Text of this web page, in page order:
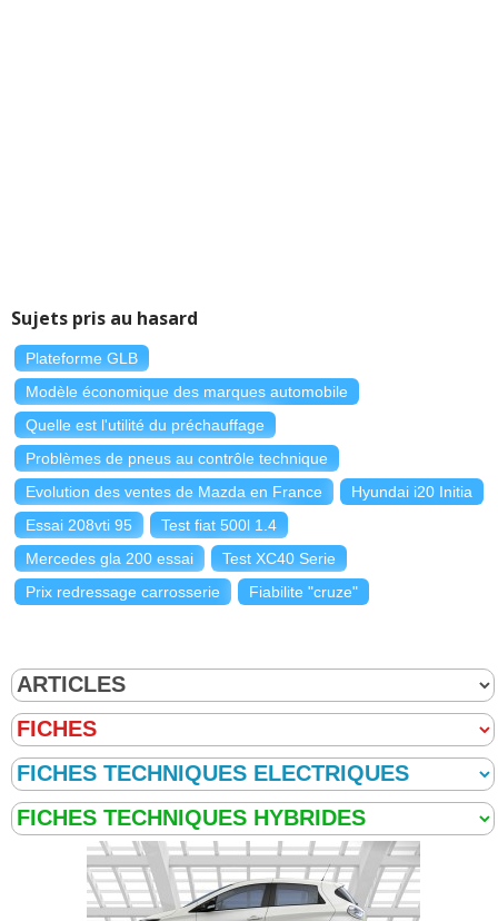
Sujets pris au hasard
Plateforme GLB
Modèle économique des marques automobile
Quelle est l'utilité du préchauffage
Problèmes de pneus au contrôle technique
Evolution des ventes de Mazda en France
Hyundai i20 Initia
Essai 208vti 95
Test fiat 500l 1.4
Mercedes gla 200 essai
Test XC40 Serie
Prix redressage carrosserie
Fiabilite "cruze"